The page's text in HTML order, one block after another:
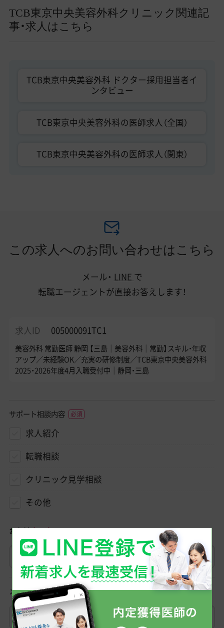
TCB東京中央美容外科クリニック関連記
事・求人はこちら
TCB東京中央美容外科 ドクター採用担当者イ
ンタビュー
TCB東京中央美容外科の医師求人（全国）
TCB東京中央美容外科の医師求人（関東）
この求人へのお問い合わせはこちら
メール・ LINE で
転職エージェントが直接お答えします！
求人ID 005000091TC1
美容外科 常勤医師 静岡 【三島｜美容外科｜常勤】スキル・年収
アップ／未経験OK／充実の研修制度／TCB東京中央美容外科
2025・2026年度4月入職受付中｜静岡・三島
サポート相談内容
求人紹介
転職相談
クリニック見学相談
その他
お名前
メールアドレス